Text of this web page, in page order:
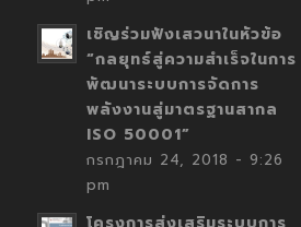
เชิญร่วมฟังเสวนาในหัวข้อ
“กลยุทธ์สู่ความสำเร็จในการ
พัฒนาระบบการจัดการ
พลังงานสู่มาตรฐานสากล
ISO 50001”
กรกฎาคม 24, 2018 - 9:26
pm